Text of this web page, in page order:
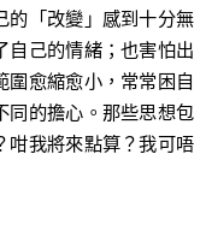
的「改變」感到十分無
自己的情緒；也害怕出
圍愈縮愈小，常常困自
同的擔心。那些思想包
咁我將來點算？我可唔